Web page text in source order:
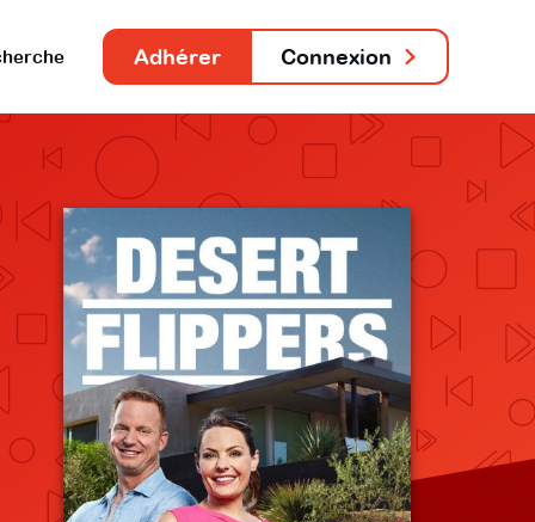
Adhérer Connexion